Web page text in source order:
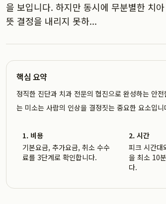
을 보입니다. 하지만 동시에 무분별한 치
뜻 결정을 내리지 못하...
핵심 요약
정직한 진단과 치과 전문의 협진으로 완성하는 안
는 미소는 사람의 인상을 결정짓는 중요한 요소입니
1. 비용
기본요금, 추가요금, 취소 수수
료를 3단계로 확인합니다.
2. 시간
피크 시간대
을 최소 10
다.